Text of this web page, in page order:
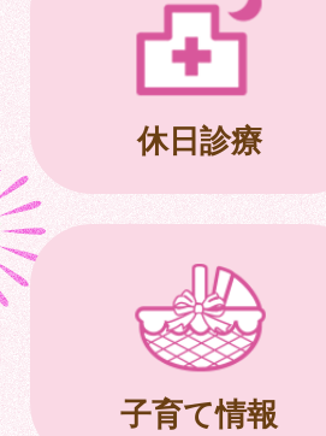
休日診療
子育て情報